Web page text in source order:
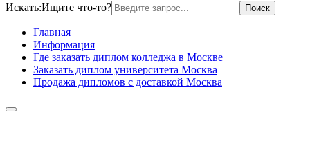
Искать:Ищите что-то?
Главная
Информация
Где заказать диплом колледжа в Москве
Заказать диплом университета Москва
Продажа дипломов с доставкой Москва